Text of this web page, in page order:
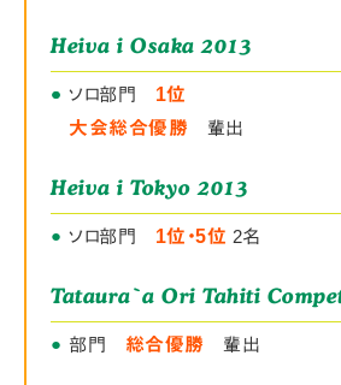
Heiva i Osaka 2013
● ソロ部門 1位
●
大会総合優勝 輩出
Heiva i Tokyo 2013
● ソロ部門 1位・5位 2名
Tataura`a Ori Tahiti
● 部門 総合優勝 輩出